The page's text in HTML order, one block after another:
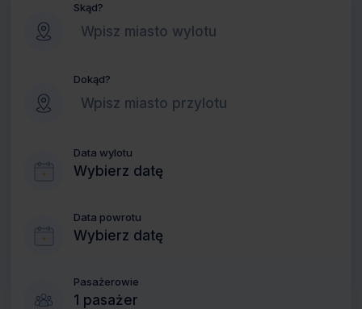
Skąd?
Dokąd?
Data wylotu
Wybierz datę
Data powrotu
Wybierz datę
Pasażerowie
1 pasażer